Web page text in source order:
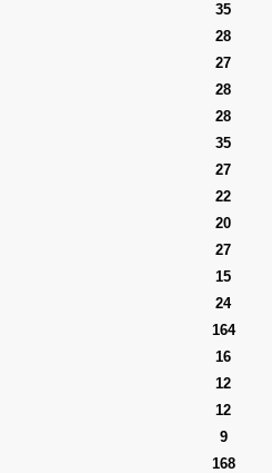
35
28
27
28
28
35
27
22
20
27
15
24
164
16
12
12
9
168